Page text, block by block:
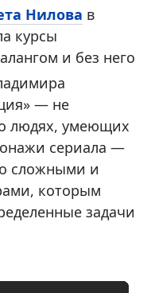
Нилова в
курсы
и без него
— не
людях, умеющих
сериала —
сложными и
которым
задачи